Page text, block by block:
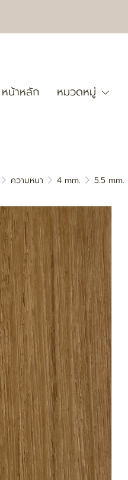
หน้าหลัก หมวดหมู่
ความหนา 4 mm. 5.5 mm.